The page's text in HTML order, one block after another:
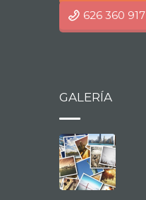
626 360 917
GALERÍA